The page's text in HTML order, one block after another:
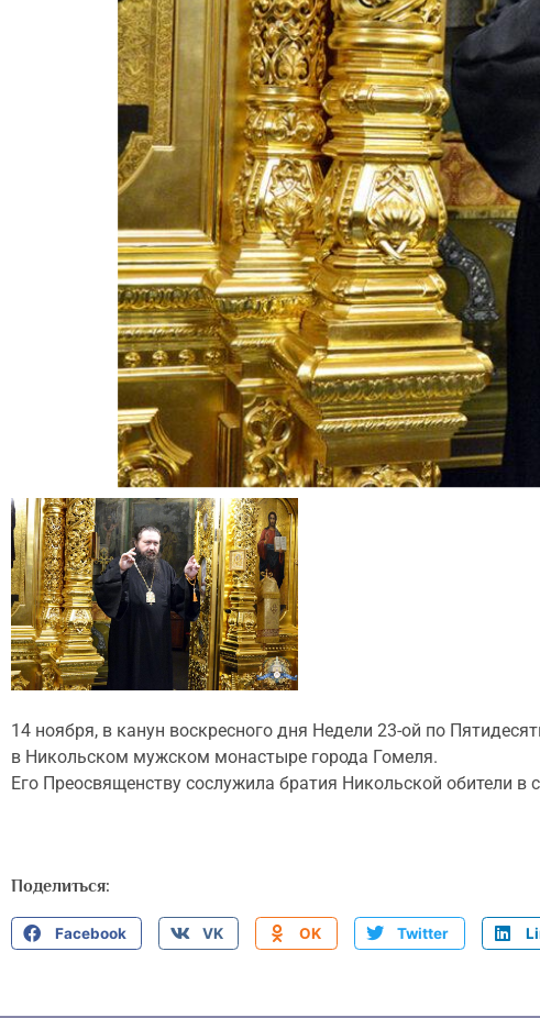
14 ноября, в канун воскресного дня Недели 23-ой по
в Никольском мужском монастыре города Гомеля.
Его Преосвященству сослужила братия Никольской обители в
Поделиться:
Facebook VK OK Twitter